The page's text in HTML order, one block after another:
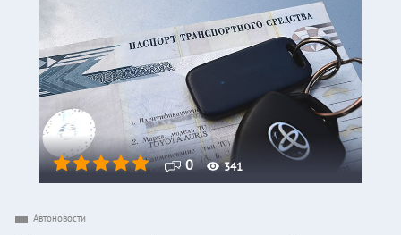
0 341
Автоновости